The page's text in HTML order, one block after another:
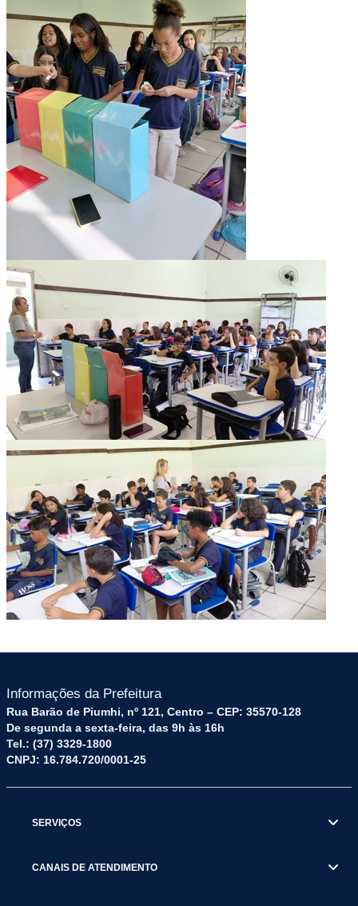
Informações da Prefeitura
Rua Barão de Piumhi, nº 121, Centro – CEP: 35570-128
De segunda a sexta-feira, das 9h às 16h
Tel.: (37) 3329-1800
CNPJ: 16.784.720/0001-25
SERVIÇOS
CANAIS DE ATENDIMENTO